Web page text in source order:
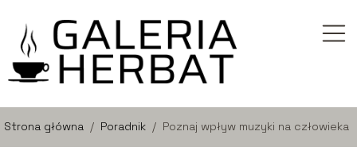
Strona główna / Poradnik / Poznaj wpływ muzyki na człowieka